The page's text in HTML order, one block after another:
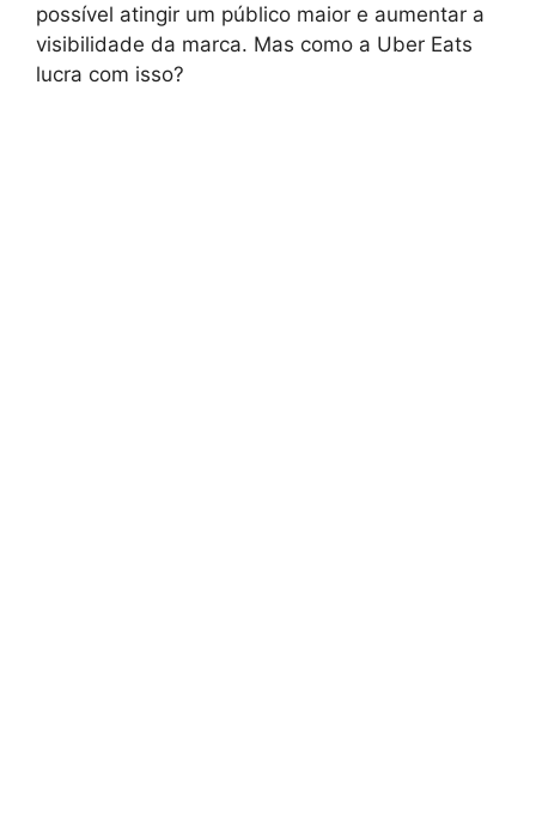
possível atingir um público maior e aumentar a
visibilidade da marca. Mas como a Uber Eats
lucra com isso?